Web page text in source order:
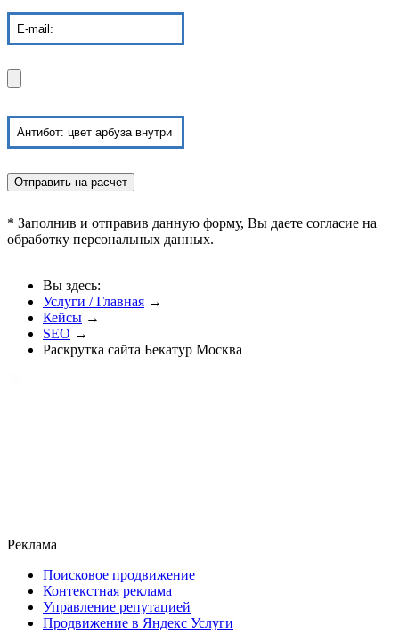
* Заполнив и отправив данную форму, Вы даете согласие на
обработку персональных данных.
Вы здесь:
Услуги / Главная →
Кейсы →
SEO →
Раскрутка сайта Бекатур Москва
Реклама
Поисковое продвижение
Контекстная реклама
Управление репутацией
Продвижение в Яндекс Услуги